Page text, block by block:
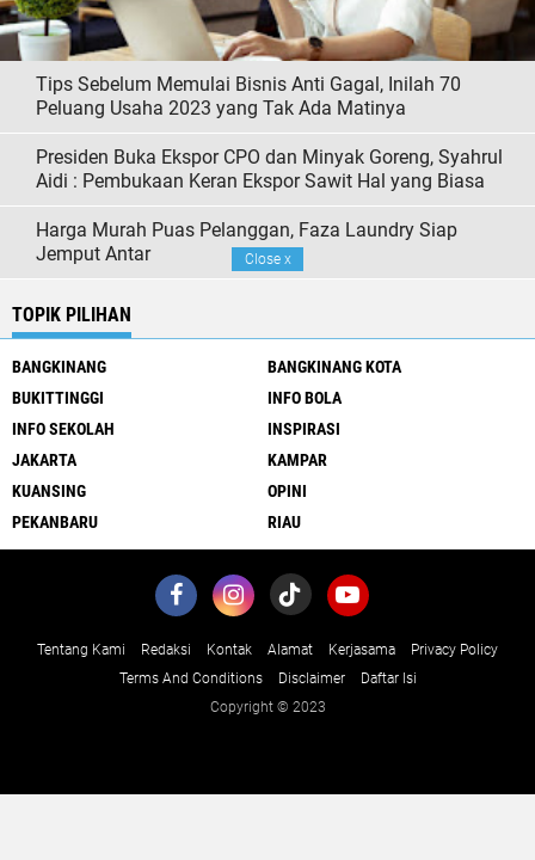
Tips Sebelum Memulai Bisnis Anti Gagal, Inilah 70
Peluang Usaha 2023 yang Tak Ada Matinya
Presiden Buka Ekspor CPO dan Minyak Goreng, Syahrul
Aidi : Pembukaan Keran Ekspor Sawit Hal yang Biasa
Harga Murah Puas Pelanggan, Faza Laundry Siap
Jemput Antar
TOPIK PILIHAN
BANGKINANG
BANGKINANG KOTA
BUKITTINGGI
INFO BOLA
INFO SEKOLAH
INSPIRASI
JAKARTA
KAMPAR
KUANSING
OPINI
PEKANBARU
RIAU
Tentang Kami Redaksi Kontak Alamat Kerjasama
Privacy Policy
Terms And Conditions
Disclaimer
Daftar Isi
Copyright © 2023
Close x